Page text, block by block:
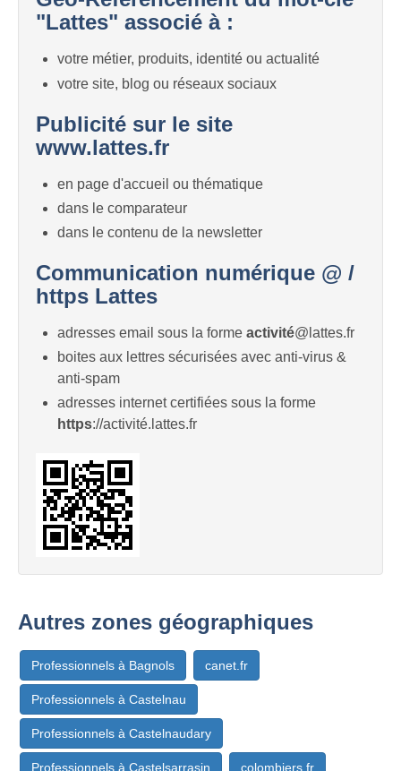
"Lattes" associé à :
votre métier, produits, identité ou actualité
votre site, blog ou réseaux sociaux
Publicité sur le site
www.lattes.fr
en page d'accueil ou thématique
dans le comparateur
dans le contenu de la newsletter
Communication numérique @ /
https Lattes
adresses email sous la forme activité@lattes.fr
boites aux lettres sécurisées avec anti-virus &
anti-spam
adresses internet certifiées sous la forme
https://activité.lattes.fr
Autres zones géographiques
Professionnels à Bagnols canet.fr
Professionnels à Castelnau
Professionnels à Castelnaudary
Professionnels à Castelsarrasin colombiers.fr